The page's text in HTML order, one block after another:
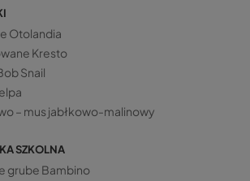
Otolandia
Kresto
Snail
– mus jabłkowo-malinowy
SZKOLNA
grube Bambino